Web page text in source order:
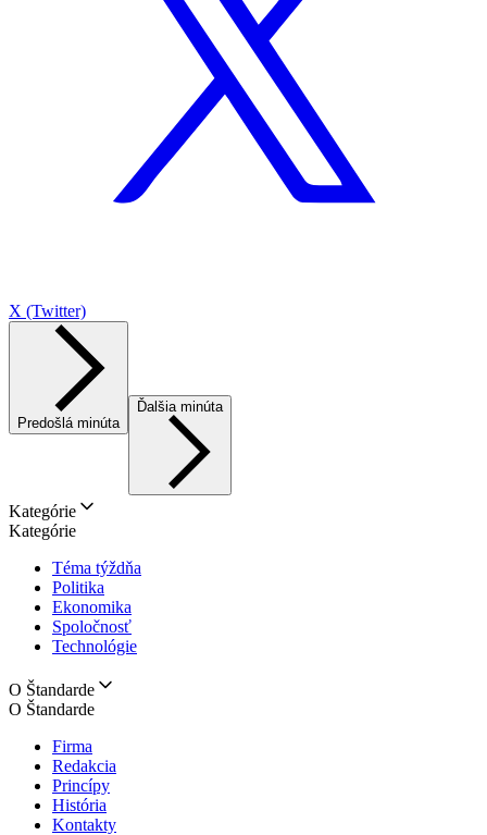
X (Twitter)
Predošlá minúta
Ďalšia minúta
Kategórie
Kategórie
Téma týždňa
Politika
Ekonomika
Spoločnosť
Technológie
O Štandarde
O Štandarde
Firma
Redakcia
Princípy
História
Kontakty